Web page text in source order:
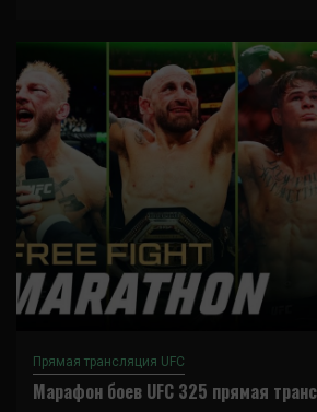
Прямая трансляция UFC
Марафон боев UFC 325 прямая